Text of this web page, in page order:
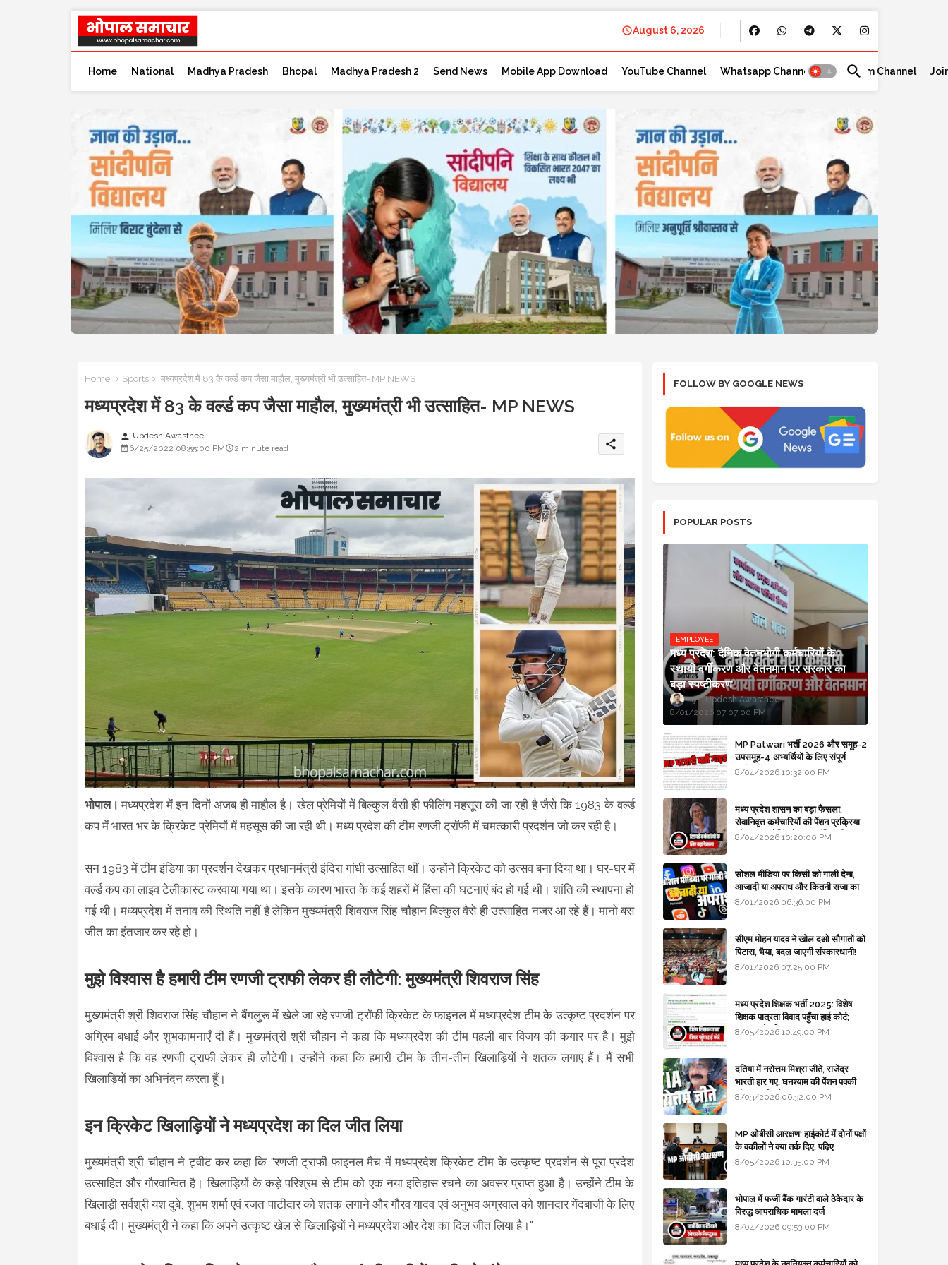
August 6, 2026
Home National Madhya Pradesh Bhopal Madhya Pradesh 2 Send News Mobile App Download YouTube Channel Whatsapp Channel Telegram Channel
Home Sports मध्यप्रदेश में 83 के वर्ल्ड कप जैसा माहौल, मुख्यमंत्री भी उत्साहित- MP NEWS
मध्यप्रदेश में 83 के वर्ल्ड कप जैसा माहौल, मुख्यमंत्री भी उत्साहित- MP NEWS
person Updesh Awasthee
6/25/2022 08:55:00 PM
2 minute read share
भोपाल।मध्यप्रदेश में इन दिनों अजब ही माहौल है। खेल प्रेमियों में बिल्कुल वैसी ही फीलिंग महसूस की जा रही है जैसे कि 1983 के वर्ल्ड
कप में भारत भर के क्रिकेट प्रेमियों में महसूस की जा रही थी। मध्य प्रदेश की टीम रणजी ट्रॉफी में चमत्कारी प्रदर्शन जो कर रही है।
सन 1983 में टीम इंडिया का प्रदर्शन देखकर प्रधानमंत्री इंदिरा गांधी उत्साहित थीं। उन्होंने क्रिकेट को उत्सव बना दिया था। घर-घर में
वर्ल्ड कप का लाइव टेलीकास्ट करवाया गया था। इसके कारण भारत के कई शहरों में हिंसा की घटनाएं बंद हो गई थी। शांति की स्थापना हो
गई थी। मध्यप्रदेश में तनाव की स्थिति नहीं है लेकिन मुख्यमंत्री शिवराज सिंह चौहान बिल्कुल वैसे ही उत्साहित नजर आ रहे हैं। मानो बस
जीत का इंतजार कर रहे हो।
मुझे विश्वास है हमारी टीम रणजी ट्राफी लेकर ही लौटेगी: मुख्यमंत्री शिवराज सिंह
मुख्यमंत्री श्री शिवराज सिंह चौहान ने बैंगलुरू में खेले जा रहे रणजी ट्रॉफी क्रिकेट के फाइनल में मध्यप्रदेश टीम के उत्कृष्ट प्रदर्शन पर
अग्रिम बधाई और शुभकामनाएँ दी हैं। मुख्यमंत्री श्री चौहान ने कहा कि मध्यप्रदेश की टीम पहली बार विजय की कगार पर है। मुझे
विश्वास है कि वह रणजी ट्राफी लेकर ही लौटेगी। उन्होंने कहा कि हमारी टीम के तीन-तीन खिलाड़ियों ने शतक लगाए हैं। मैं सभी
खिलाड़ियों का अभिनंदन करता हूँ।
इन क्रिकेट खिलाड़ियों ने मध्यप्रदेश का दिल जीत लिया
मुख्यमंत्री श्री चौहान ने ट्वीट कर कहा कि "रणजी ट्राफी फाइनल मैच में मध्यप्रदेश क्रिकेट टीम के उत्कृष्ट प्रदर्शन से पूरा प्रदेश
उत्साहित और गौरवान्वित है। खिलाड़ियों के कड़े परिश्रम से टीम को एक नया इतिहास रचने का अवसर प्राप्त हुआ है। उन्होंने टीम के
खिलाड़ी सर्वश्री यश दुबे, शुभम शर्मा एवं रजत पाटीदार को शतक लगाने और गौरव यादव एवं अनुभव अग्रवाल को शानदार गेंदबाजी के लिए
बधाई दी। मुख्यमंत्री ने कहा कि अपने उत्कृष्ट खेल से खिलाड़ियों ने मध्यप्रदेश और देश का दिल जीत लिया है।"
FOLLOW BY GOOGLE NEWS
POPULAR POSTS
EMPLOYEE
मध्य प्रदेश: दैनिक वेतनभोगी कर्मचारियों के
स्थायी वर्गीकरण और वेतनमान पर सरकार का
बड़ा स्पष्टीकरण
Updesh Awasthee
8/01/2026 07:07:00 PM
MP Patwari भर्ती 2026 और समूह-2
उपसमूह-4 अभ्यर्थियों के लिए संपूर्ण
मार्गदर्शिका
8/04/2026 10:32:00 PM
मध्य प्रदेश शासन का बड़ा फैसला:
सेवानिवृत्त कर्मचारियों की पेंशन प्रक्रिया
और बजट कोडिंग में हुए क्रांतिकारी
8/04/2026 10:20:00 PM
सोशल मीडिया पर किसी को गाली देना,
आजादी या अपराध और कितनी सजा का
प्रावधान - free legal advice
8/01/2026 06:36:00 PM
सीएम मोहन यादव ने खोल दओ सौगातों को
पिटारा, भैया, बदल जाएगी संस्कारधानी!
8/01/2026 07:25:00 PM
मध्य प्रदेश शिक्षक भर्ती 2025: विशेष
शिक्षक पात्रता विवाद पहुँचा हाई कोर्ट;
सरकार से माँगा जवाब
8/05/2026 10:49:00 PM
दतिया में नरोत्तम मिश्रा जीते, राजेंद्र
भारती हार गए, घनश्याम की पेंशन पक्की
और आशुतोष बैक टू...
8/03/2026 06:32:00 PM
MP ओबीसी आरक्षण: हाईकोर्ट में दोनों पक्षों
के वकीलों ने क्या तर्क दिए, पढ़िए
8/05/2026 10:35:00 PM
भोपाल में फर्जी बैंक गारंटी वाले ठेकेदार के
विरुद्ध आपराधिक मामला दर्ज
8/04/2026 09:53:00 PM